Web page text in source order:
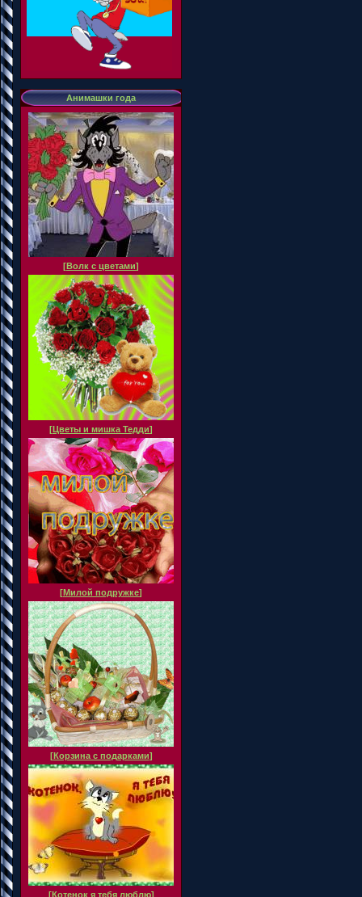
Анимашки года
[Волк с цветами]
[Цветы и мишка Тедди]
[Милой подружке]
[Корзина с подарками]
[Котенок я тебя люблю]